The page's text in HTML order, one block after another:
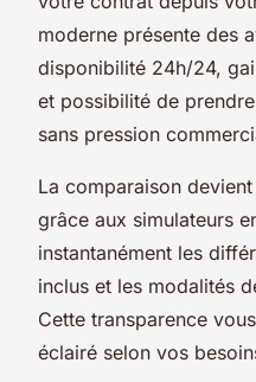
moderne présente des
disponibilité 24h/24,
et possibilité de
sans pression
La comparaison
grâce aux simulateurs
instantanément les
inclus et les modalités
Cette transparence
éclairé selon vos